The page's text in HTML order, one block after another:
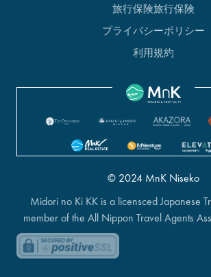
旅行保険旅行保険
プライバシーポリシー
利用規約
© 2024 MnK Niseko
Midori no Ki KK is a licensced Japanese
member of the All Nippon Travel Agents